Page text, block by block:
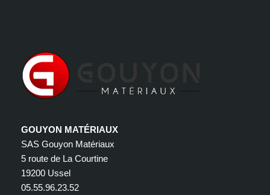
GOUYON MATÉRIAUX
SAS Gouyon Matériaux
5 route de La Courtine
19200 Ussel
05.55.96.23.52